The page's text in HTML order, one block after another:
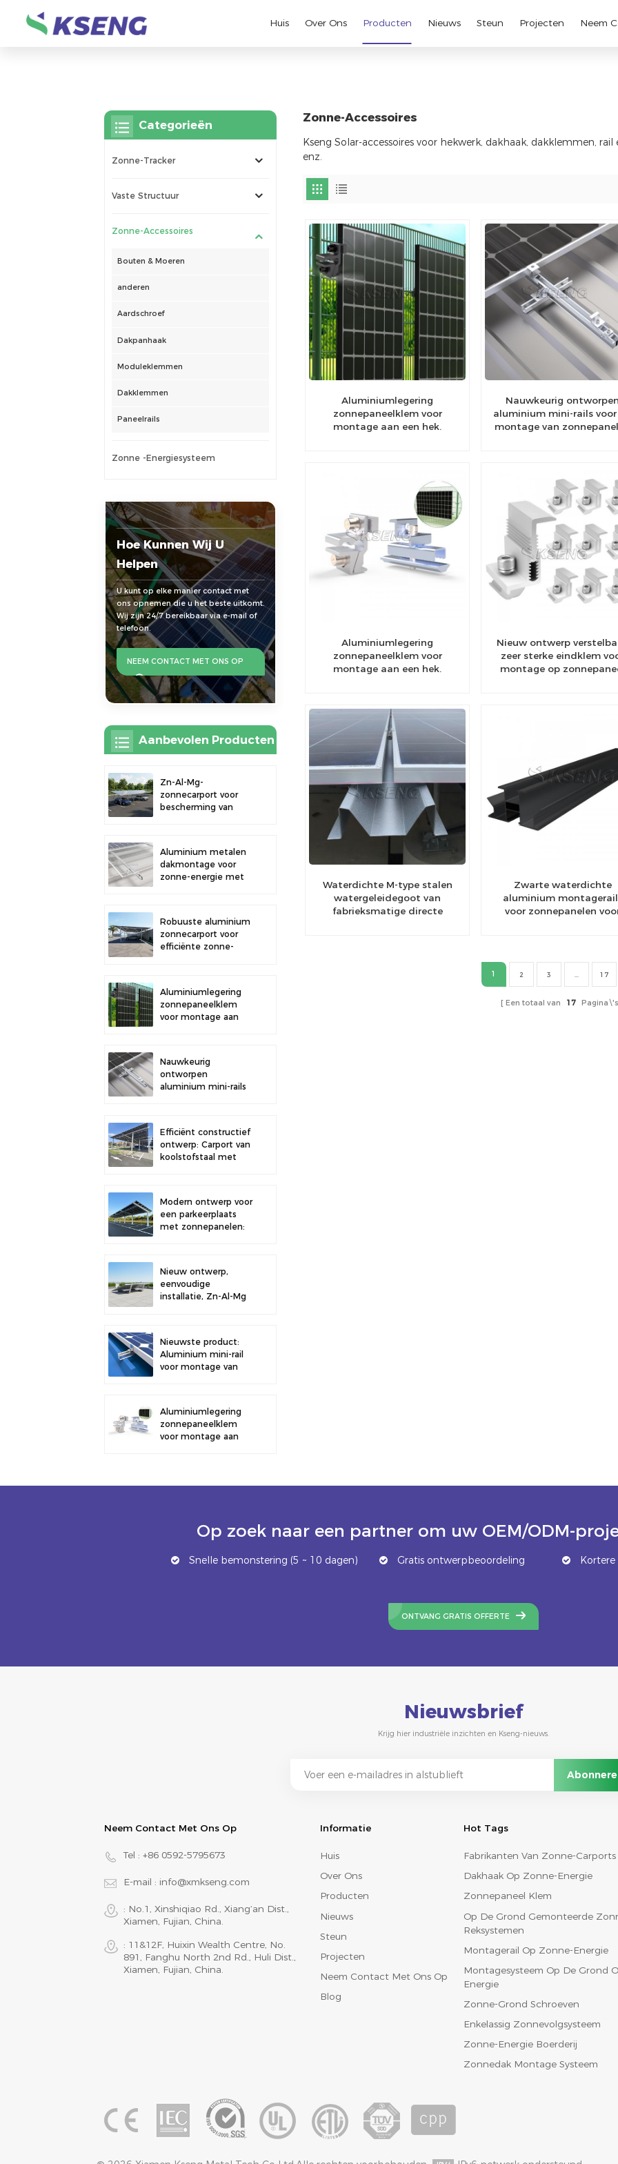
Huis Over Ons Producten Nieuws Steun Projecten Neem
Zonne-Accessoires
Kseng Solar-accessoires voor hekwerk, dakhaak, dakklemmen,
enz.
Aluminiumlegering
zonnepaneelklem voor
montage aan een hek.
Nauwkeurig ontworpen
aluminium mini-rails
montage van
Aluminiumlegering
zonnepaneelklem voor
montage aan een hek.
Nieuw ontwerp
zeer sterke eindklem
montage op
Waterdichte M-type stalen
watergeleidegoot van
fabrieksmatige directe
Zwarte waterdichte
aluminium
voor zonnepanelen
1 2 3 17
Een totaal van 17 Pagina\'s
Categorieën
Zonne-Tracker
Vaste Structuur
Zonne-Accessoires
Bouten & Moeren
anderen
Aardschroef
Dakpanhaak
Moduleklemmen
Dakklemmen
Paneelrails
Zonne -energiesysteem
Hoe Kunnen Wij U
Helpen
U kunt op elke manier contact met
ons opnemen die u het beste uitkomt.
Wij zijn 24/7 bereikbaar via e-mail of
telefoon.
NEEM CONTACT MET ONS OP
Aanbevolen Producten
Zn-Al-Mg-
zonnecarport voor
bescherming van
Aluminium metalen
dakmontage voor
zonne-energie met
Robuuste aluminium
zonnecarport voor
efficiënte zonne-
Aluminiumlegering
zonnepaneelklem
voor montage aan
Nauwkeurig
ontworpen
aluminium mini-rails
stabiliteit.
Efficiënt constructief
ontwerp: Carport van
koolstofstaal met
efficiëntie.
Modern ontwerp voor
een parkeerplaats
met zonnepanelen:
een
montagesysteem
voor zonnepanelen.
Nieuw ontwerp,
eenvoudige
installatie, Zn-Al-Mg
Nieuwste product:
Aluminium mini-rail
voor montage van
Aluminiumlegering
zonnepaneelklem
voor montage aan
Op zoek naar een partner om uw OEM/ODM-
Snelle bemonstering (5 ~ 10 dagen) Gratis ontwerpbeoordeling
ONTVANG GRATIS OFFERTE
Nieuwsbrief
Krijg hier industriële inzichten en Kseng-nieuws.
Neem Contact Met Ons Op
Tel : +86 0592-5795673
E-mail : info@xmkseng.com
: No.1, Xinshiqiao Rd., Xiang‘an Dist.,
Xiamen, Fujian, China.
: 11&12F, Huixin Wealth Centre, No.
891, Fanghu North 2nd Rd., Huli Dist.,
Xiamen, Fujian, China.
Informatie
Huis
Over Ons
Producten
Nieuws
Steun
Projecten
Neem Contact Met Ons Op
Blog
Hot Tags
Fabrikanten Van Zonne-Carports
Dakhaak Op Zonne-Energie
Zonnepaneel Klem
Op De Grond Gemonteerde
Reksystemen
Montagerail Op Zonne-Energie
Montagesysteem Op De Grond
Energie
Zonne-Grond Schroeven
Enkelassig Zonnevolgsysteem
Zonne-Energie Boerderij
Zonnedak Montage Systeem